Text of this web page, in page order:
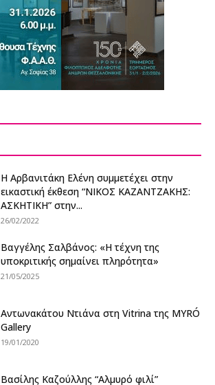
Η Αρβανιτάκη Ελένη συμμετέχει στην
εικαστική έκθεση “ΝΙΚΟΣ ΚΑΖΑΝΤΖΑΚΗΣ:
ΑΣΚΗΤΙΚΗ” στην...
26/02/2022
Βαγγέλης Σαλβάνος: «Η τέχνη της
υποκριτικής σημαίνει πληρότητα»
21/05/2025
Αντωνακάτου Ντιάνα στη Vitrina της MYRÓ
Gallery
19/01/2020
Βασίλης Καζούλλης “Aλμυρό φιλί”